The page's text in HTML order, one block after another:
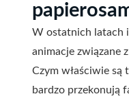
W ostatnich latach
animacje związane
Czym właściwie są
bardzo przekonują